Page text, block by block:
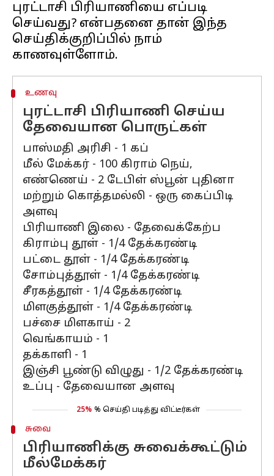
புரட்டாசி பிரியாணியை எப்படி
செய்வது? என்பதனை தான் இந்த
செய்திக்குறிப்பில் நாம்
உணவு
புரட்டாசி பிரியாணி செய்ய
தேவையான பொருட்கள்
பாஸ்மதி அரிசி - 1 கப்
மீல் மேக்கர் - 100 கிராம் நெய்,
எண்ணெய் - 2 டேபிள் ஸ்பூன் புதினா
மற்றும் கொத்தமல்லி - ஒரு கைப்பிடி
அளவு
பிரியாணி இலை - தேவைக்கேற்ப
கிராம்பு தூள் - 1/4 தேக்கரண்டி
பட்டை தூள் - 1/4 தேக்கரண்டி
சோம்புத்தூள் - 1/4 தேக்கரண்டி
சீரகத்தூள் - 1/4 தேக்கரண்டி
மிளகுத்தூள் - 1/4 தேக்கரண்டி
பச்சை மிளகாய் - 2
வெங்காயம் - 1
தக்காளி - 1
இஞ்சி பூண்டு விழுது - 1/2 தேக்கரண்டி
உப்பு - தேவையான அளவு
25% % செய்தி படித்து விட்டீர்கள்
சுவை
பிரியாணிக்கு சுவைக்கூட்டும்
மீல்மேக்கர்